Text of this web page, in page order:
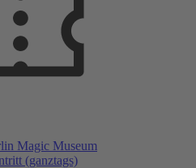
Magic Museum
(ganztags)